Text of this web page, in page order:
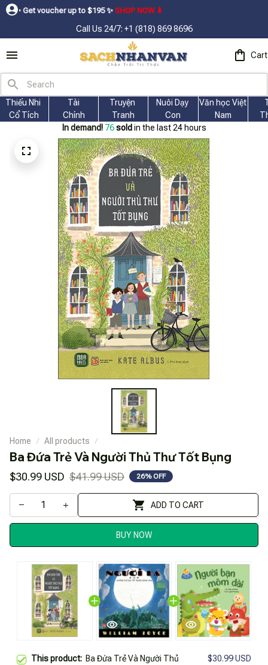
up to $195ㅤ ✨ㅤSHOP NOW ⬇
Call Us 24/7: +1 (818) 869 8696
Cart
Thiếu Nhi
Cổ Tích
Tài
Chính
Truyện
Tranh
Nuôi Dạy
Con
Văn học Việt
Nam
In demand! 77 sold in the last 24 hours
Home All products
Ba Đứa Trẻ Và Người Thủ Thư Tốt Bụng
$30.99 USD $41.99 USD 26% OFF
ADD TO CART
BUY NOW
This product: Ba Đứa Trẻ Và Người Thủ
$30.99 USD